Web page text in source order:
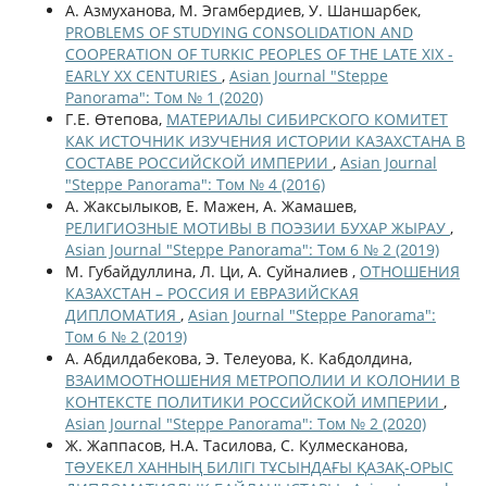
А. Азмуханова, М. Эгамбердиев, У. Шаншарбек,
PROBLEMS OF STUDYING CONSOLIDATION AND
COOPERATION OF TURKIC PEOPLES OF THE LATE XIX -
EARLY XX CENTURIES , Asian Journal "Steppe
Panorama": Том № 1 (2020)
Г.Е. Өтепова, МАТЕРИАЛЫ СИБИРСКОГО КОМИТЕТ
КАК ИСТОЧНИК ИЗУЧЕНИЯ ИСТОРИИ КАЗАХСТАНА В
СОСТАВЕ РОССИЙСКОЙ ИМПЕРИИ , Asian Journal
"Steppe Panorama": Том № 4 (2016)
А. Жаксылыков, Е. Мажен, А. Жамашев,
РЕЛИГИОЗНЫЕ МОТИВЫ В ПОЭЗИИ БУХАР ЖЫРАУ ,
Asian Journal "Steppe Panorama": Том 6 № 2 (2019)
М. Губайдуллина, Л. Ци, А. Суйналиев , ОТНОШЕНИЯ
КАЗАХСТАН – РОССИЯ И ЕВРАЗИЙСКАЯ
ДИПЛОМАТИЯ , Asian Journal "Steppe Panorama":
Том 6 № 2 (2019)
А. Абдилдабекова, Э. Телеуова, К. Кабдолдина,
ВЗАИМООТНОШЕНИЯ МЕТРОПОЛИИ И КОЛОНИИ В
КОНТЕКСТЕ ПОЛИТИКИ РОССИЙСКОЙ ИМПЕРИИ ,
Asian Journal "Steppe Panorama": Том № 2 (2020)
Ж. Жаппасов, Н.А. Тасилова, С. Кулмесканова,
ТƏУЕКЕЛ ХАННЫҢ БИЛІГІ ТҰСЫНДАҒЫ ҚАЗАҚ-ОРЫС